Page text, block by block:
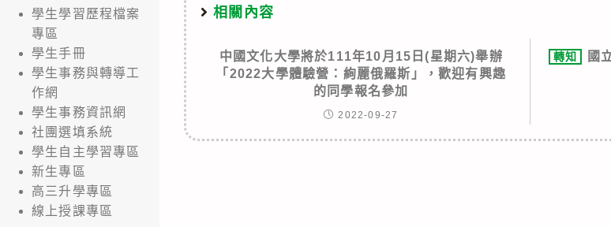
相關內容
中國文化大學將於111年10月15日(星期六)舉辦
「2022大學體驗營：絢麗俄羅斯」，歡迎有興趣
的同學報名參加
2022-09-27
轉知
國
學生學習歷程檔案
專區
學生手冊
學生事務與轉導工
作網
學生事務資訊網
社團選填系統
學生自主學習專區
新生專區
高三升學專區
線上授課專區